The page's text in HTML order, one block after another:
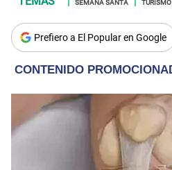
Prefiero a El Popular en Google